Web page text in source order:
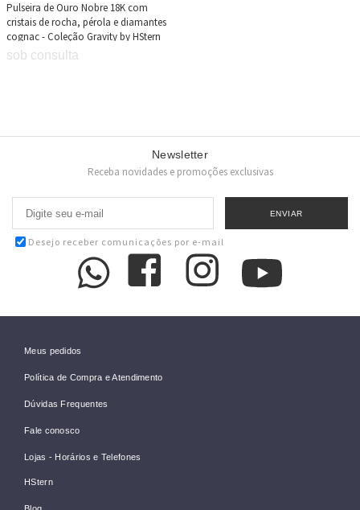
Pulseira de Ouro Nobre 18K com
cristais de rocha, pérola e diamantes
cognac - Coleção Gravity by HStern
sob consulta
Newsletter
Receba novidades e promoções exclusivas
Desejo receber comunicações por e-mail
Meus pedidos
Política de Compra e Atendimento
Dúvidas Frequentes
Fale conosco
Lojas - Horários e Telefones
HStern